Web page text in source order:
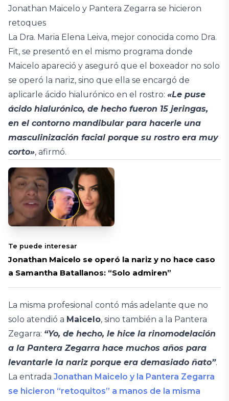
Jonathan Maicelo y Pantera Zegarra se hicieron
retoques
La Dra. Maria Elena Leiva, mejor conocida como Dra.
Fit, se presentó en el mismo programa donde
Maicelo apareció y aseguró que el boxeador no solo
se operó la nariz, sino que ella se encargó de
aplicarle ácido hialurónico en el rostro: «Le puse
ácido hialurónico, de hecho fueron 15 jeringas,
en el contorno mandibular para hacerle una
masculinización facial porque su rostro era muy
corto», afirmó.
Te puede interesar
Jonathan Maicelo se operó la nariz y no hace caso
a Samantha Batallanos: “Solo admiren”
La misma profesional contó más adelante que no
solo atendió a Maicelo, sino también a la Pantera
Zegarra: “Yo, de hecho, le hice la rinomodelación
a la Pantera Zegarra hace muchos años para
levantarle la nariz porque era demasiado ñato”.
La entrada Jonathan Maicelo y la Pantera Zegarra
se hicieron “retoquitos” a manos de la misma